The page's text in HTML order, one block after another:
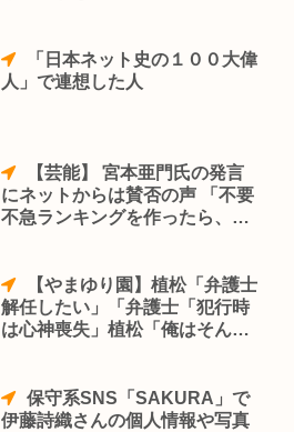
人」で連想した人
にネットからは賛否の声 「不要
不急ランキングを作ったら、演
解任したい」「弁護士「犯行時
は心神喪失」植松「俺はそんな
保守系SNS「SAKURA」で
伊藤詩織さんの個人情報や写真